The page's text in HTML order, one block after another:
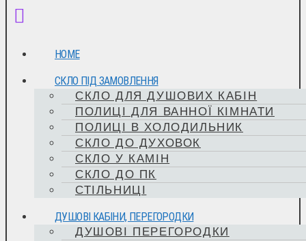
HOME
СКЛО ПІД ЗАМОВЛЕННЯ
СКЛО ДЛЯ ДУШОВИХ КАБІН
ПОЛИЦІ ДЛЯ ВАННОЇ КІМНАТИ
ПОЛИЦІ В ХОЛОДИЛЬНИК
СКЛО ДО ДУХОВОК
СКЛО У КАМІН
СКЛО ДО ПК
СТІЛЬНИЦІ
ДУШОВІ КАБІНИ, ПЕРЕГОРОДКИ
ДУШОВІ ПЕРЕГОРОДКИ